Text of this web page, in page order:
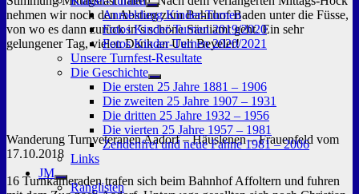
Untermenü
anzeigen
Anmeldung Kinder-Turnen
Fotos Kinder-Turnen 2019/2020
Fotos Kinder-Turnen 2020/2021
Unsere Turnfest-Resultate
Die Geschichte
Untermenü
anzeigen
Die ersten 25 Jahre 1881 – 1906
Die zweiten 25 Jahre 1907 – 1931
Die dritten 25 Jahre 1932 – 1956
Die vierten 25 Jahre 1957 – 1981
Zendenfrei und neue Fahne 1981 – 2006
Links
JM
Untermenü
Ranglisten
nehmen wir noch den Abstieg zum Bahnhof Baden unter die Füsse,
von wo es dann zurück in’s schöne Säuliamt geht. Ein sehr
gelungener Tag, vielen Dank an Ueli Beyeler!
Wanderung Turnveteranen Aadorf – Häuslenen – Frauenfeld vom
17.10.2018
16 Turnkameraden trafen sich beim Bahnhof Affoltern und fuhren